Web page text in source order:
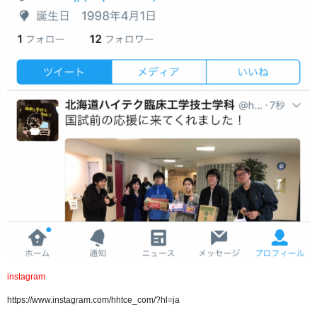
instagram
https://www.instagram.com/hhtce_com/?hl=ja